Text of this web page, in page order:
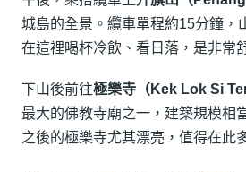
城島的全景。纜車單程約15分鐘，
在這裡喝杯冷飲、看日落，是非常
下山後前往極樂寺（Kek Lok Si
最大的佛教寺廟之一，建築規模相
之後的極樂寺尤其漂亮，值得在此